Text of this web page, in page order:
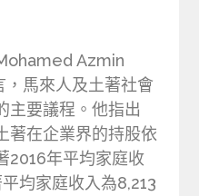
Azmin
馬來人及土著社會
主要議程。他指出
著在企業界的持股依
2016年平均家庭收
均家庭收入為8,213